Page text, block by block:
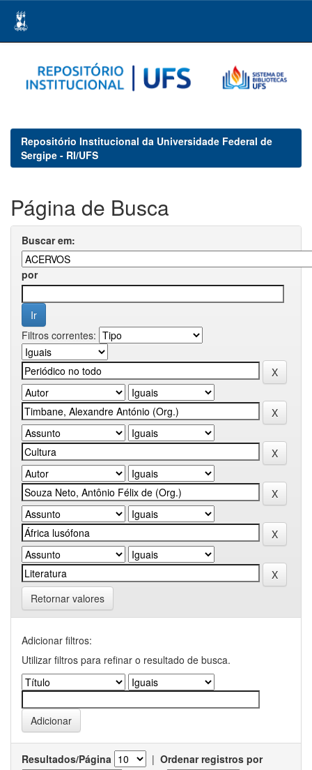
navigation
Repositório Institucional da Universidade Federal de
Sergipe - RI/UFS
Página de Busca
Buscar em:
por
Filtros correntes:
Retornar valores
Adicionar filtros:
Utilizar filtros para refinar o resultado de busca.
Resultados/Página | Ordenar registros por